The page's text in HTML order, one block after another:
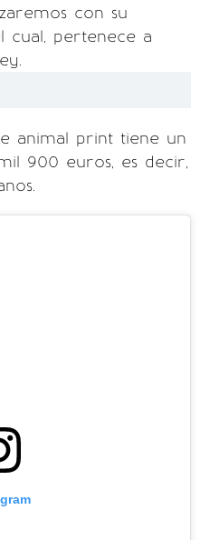
con su
cual, pertenece a
animal print tiene un
900 euros, es decir,